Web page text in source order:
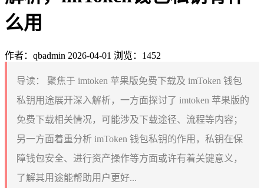
么用
作者：qbadmin 2026-04-01 浏览：1452
导读：
聚焦于 imtoken 苹果版免费下载及 imToken 钱包
私钥用途展开深入解析，一方面探讨了 imtoken 苹果版的
免费下载相关情况，可能涉及下载途径、流程等内容；
另一方面着重分析 imToken 钱包私钥的作用，私钥在保
障钱包安全、进行资产操作等方面或许有着关键意义，
了解其用途能帮助用户更好...